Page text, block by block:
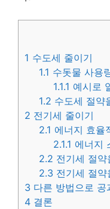
1 수도세 줄이기
1.1 수돗물 사용
1.1.1 예시로
1.2 수도세 절약
2 전기세 줄이기
2.1 에너지 효율
2.1.1 에너지
2.2 전기세 절
2.3 전기세 절
3 다른 방법으로 공
4 결론